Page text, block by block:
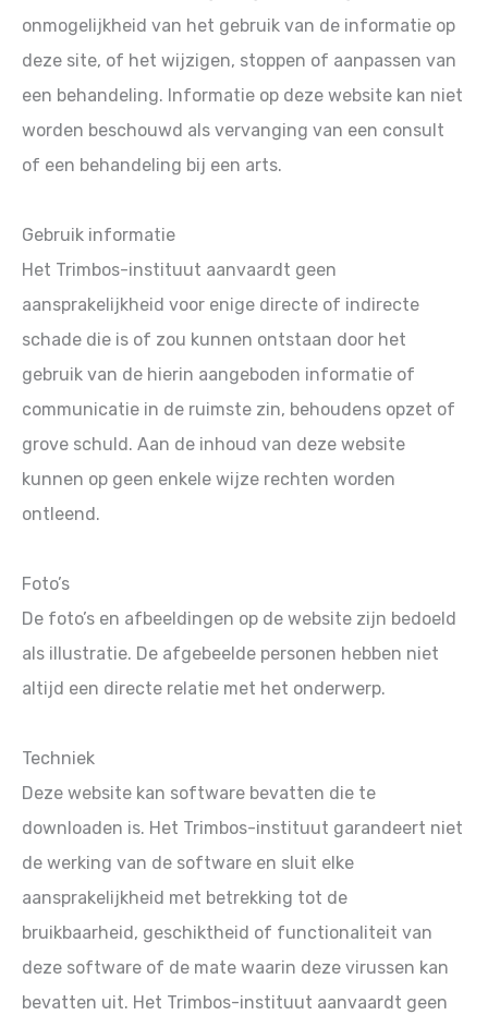
onmogelijkheid van het gebruik van de informatie op
deze site, of het wijzigen, stoppen of aanpassen van
een behandeling. Informatie op deze website kan niet
worden beschouwd als vervanging van een consult
of een behandeling bij een arts.
Gebruik informatie
Het Trimbos-instituut aanvaardt geen
aansprakelijkheid voor enige directe of indirecte
schade die is of zou kunnen ontstaan door het
gebruik van de hierin aangeboden informatie of
communicatie in de ruimste zin, behoudens opzet of
grove schuld. Aan de inhoud van deze website
kunnen op geen enkele wijze rechten worden
ontleend.
Foto’s
De foto’s en afbeeldingen op de website zijn bedoeld
als illustratie. De afgebeelde personen hebben niet
altijd een directe relatie met het onderwerp.
Techniek
Deze website kan software bevatten die te
downloaden is. Het Trimbos-instituut garandeert niet
de werking van de software en sluit elke
aansprakelijkheid met betrekking tot de
bruikbaarheid, geschiktheid of functionaliteit van
deze software of de mate waarin deze virussen kan
bevatten uit. Het Trimbos-instituut aanvaardt geen